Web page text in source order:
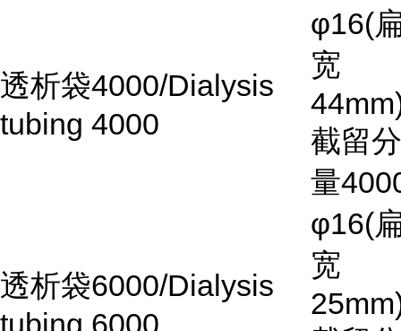
透析袋4000/Dialysis
tubing 4000
φ16(
宽
截留
量
透析袋6000/Dialysis
tubing 6000
φ16(
宽